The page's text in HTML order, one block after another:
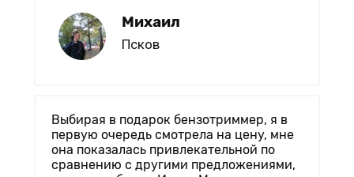
Михаил
Псков
Выбирая в подарок бензотриммер, я в
первую очередь смотрела на цену, мне
она показалась привлекательной по
сравнению с другими предложениями,